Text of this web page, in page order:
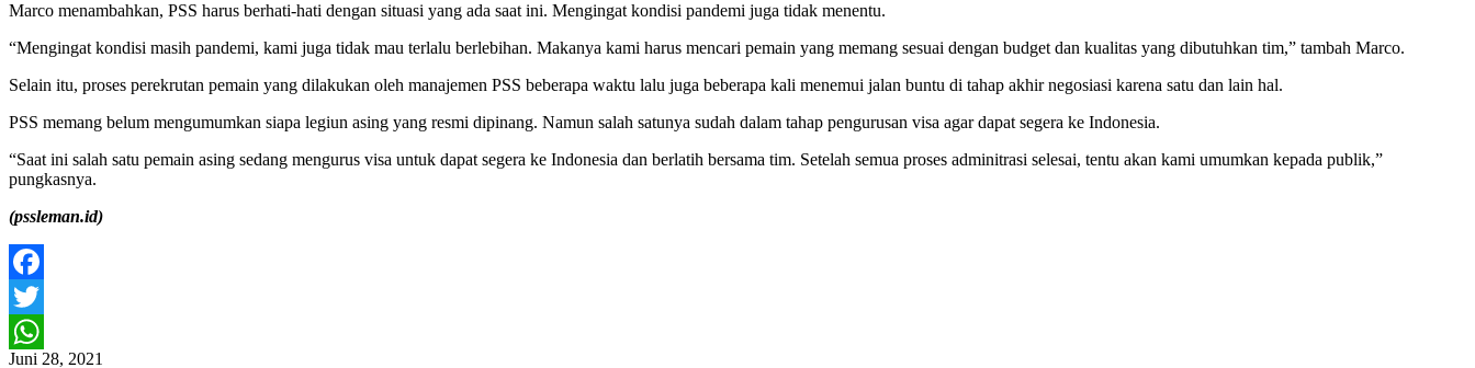
Marco menambahkan, PSS harus berhati-hati dengan situasi yang ada saat ini. Mengingat kondisi pandemi juga tidak menentu.
“Mengingat kondisi masih pandemi, kami juga tidak mau terlalu berlebihan. Makanya kami harus mencari pemain yang memang sesuai dengan budget dan kualitas yang dibutuhkan tim,” tambah Marco.
Selain itu, proses perekrutan pemain yang dilakukan oleh manajemen PSS beberapa waktu lalu juga beberapa kali menemui jalan buntu di tahap akhir negosiasi karena satu dan lain hal.
PSS memang belum mengumumkan siapa legiun asing yang resmi dipinang. Namun salah satunya sudah dalam tahap pengurusan visa agar dapat segera ke Indonesia.
“Saat ini salah satu pemain asing sedang mengurus visa untuk dapat segera ke Indonesia dan berlatih bersama tim. Setelah semua proses adminitrasi selesai, tentu akan kami umumkan kepada publik,”
pungkasnya.
(pssleman.id)
Facebook
Twitter
Juni 28, 2021